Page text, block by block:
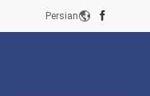
Persian